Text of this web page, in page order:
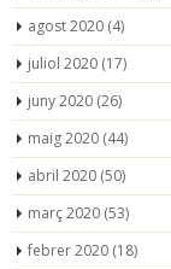
agost 2020 (4)
juliol 2020 (17)
juny 2020 (26)
maig 2020 (44)
abril 2020 (50)
març 2020 (53)
febrer 2020 (18)